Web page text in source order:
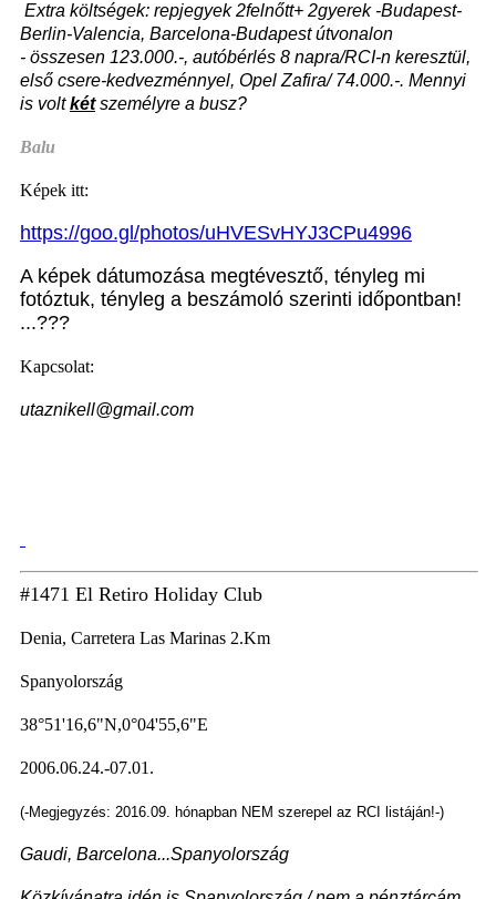
Extra költségek: repjegyek 2felnőtt+ 2gyerek -Budapest-
Berlin-Valencia, Barcelona-Budapest útvonalon
- összesen 123.000.-, autóbérlés 8 napra/RCI-n keresztül,
első csere-kedvezménnyel, Opel Zafira/ 74.000.-. Mennyi
is voltkétszemélyre a busz?
Balu
Képek itt:
https://goo.gl/photos/uHVESvHYJ3CPu4996
A képek dátumozása megtévesztő, tényleg mi
fotóztuk, tényleg a beszámoló szerinti időpontban!
...???
Kapcsolat:
utaznikell@gmail.com
#1471 El Retiro Holiday Club
Denia, Carretera Las Marinas 2.Km
Spanyolország
38°51'16,6"N,0°04'55,6"E
2006.06.24.-07.01.
(-Megjegyzés: 2016.09. hónapban NEM szerepel az RCI listáján!-)
Gaudi, Barcelona...Spanyolország